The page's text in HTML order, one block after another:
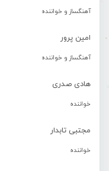
آهنگساز و خواننده
امین پرور
آهنگساز و خواننده
هادی صدری
خواننده
مجتبی تابدار
خواننده